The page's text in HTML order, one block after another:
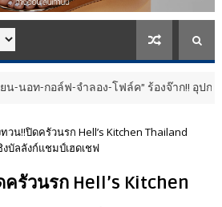
-จำลอง-โฟล์ค” ร้องจ๊าก!! อุปกรณ์ม่วนจอยง
วน!!ปิดครัวนรก Hell’s Kitchen Thailand
บัลลังก์แชมป์เฮดเชฟ
รัวนรก Hell’s Kitchen